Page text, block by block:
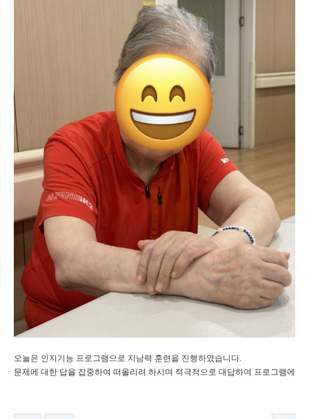
오늘은 인지기능 프로그램으로 지남력 훈련을 진행하였습니다.
문제에 대한 답을 집중하여 떠올리려 하시며 적극적으로 대답하여 프로그램에 즐